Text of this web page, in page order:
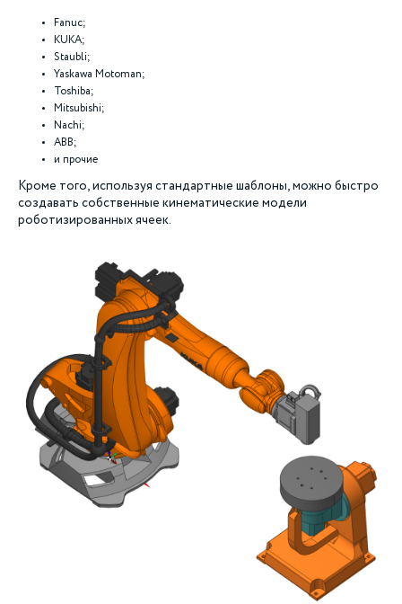
Fanuc;
KUKA;
Staubli;
Yaskawa Motoman;
Toshiba;
Mitsubishi;
Nachi;
ABB;
и прочие
Кроме того, используя стандартные шаблоны, можно быстро
создавать собственные кинематические модели
роботизированных ячеек.